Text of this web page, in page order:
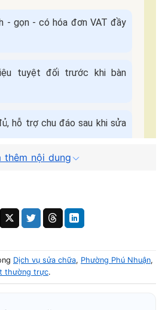
- gọn - có hóa đơn VAT đầy
tuyệt đối trước khi bàn
hỗ trợ chu đáo sau khi sửa
Sửa Máy Tận Nơi
thêm nội dung
Dịch vụ sửa chữa, Phường Phú Nhuận,
thường trực.